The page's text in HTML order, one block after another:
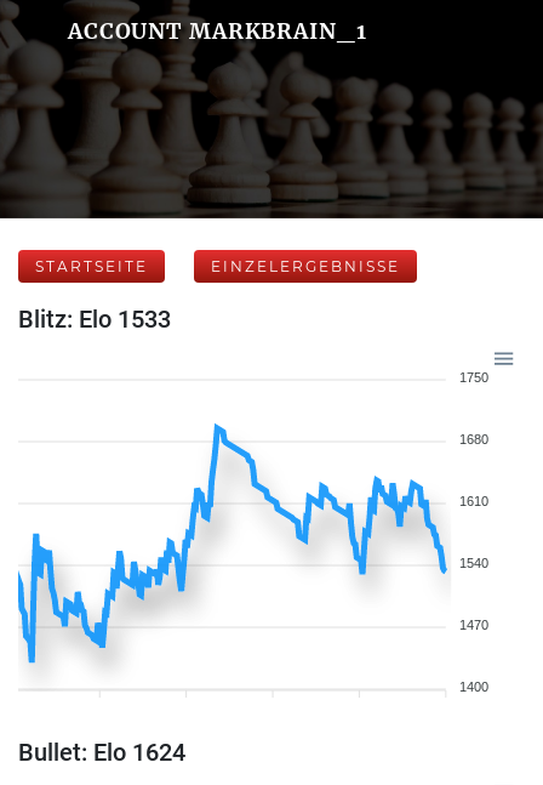
ACCOUNT MARKBRAIN_1
STARTSEITE EINZELERGEBNISSE
Blitz: Elo 1533
1750
1680
1610
1540
1470
1400
Bullet: Elo 1624